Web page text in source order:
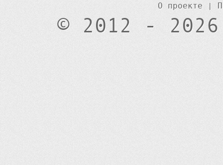
О проекте |
© 2012 -